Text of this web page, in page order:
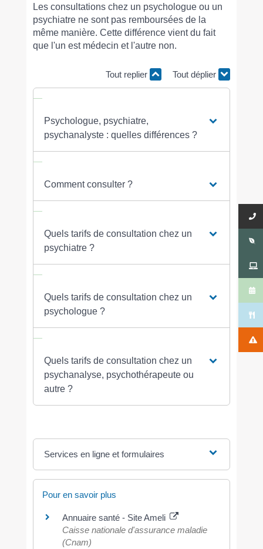
Les consultations chez un psychologue ou un
psychiatre ne sont pas remboursées de la
même manière. Cette différence vient du fait
que l'un est médecin et l'autre non.
Tout replier Tout déplier
Psychologue, psychiatre,
psychanalyste : quelles différences ?
Comment consulter ?
Quels tarifs de consultation chez un
psychiatre ?
Quels tarifs de consultation chez un
psychologue ?
Quels tarifs de consultation chez un
psychanalyse, psychothérapeute ou
autre ?
Services en ligne et formulaires
Pour en savoir plus
Annuaire santé - Site Ameli
Caisse nationale d'assurance maladie
(Cnam)